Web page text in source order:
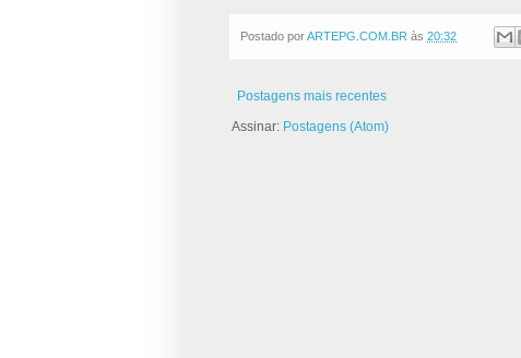
Postado porARTEPG.COM.BR às 20:32
Postagens mais recentes
Assinar: Postagens (Atom)